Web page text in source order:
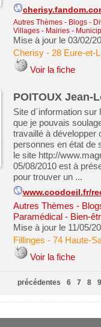
Autres Thèmes - Blogs -
Villages - Mairies -
Mise à jour le 03/02/
Cherisy- 28 Eure-et-
Voir la fiche
POITOUX Jean-
Site d´information sur
que je pouvais
travaillé à développer
personnes en état de
le site http://
05/08/2010 est à
pour trouver un ...
www.coodoeil.fr/
Autres Thèmes -
Paramédical - Bien-
Mise à jour le 11/05/
Fillinges - 74 Haute-
Voir la fiche
précédentes 6 7 8 9